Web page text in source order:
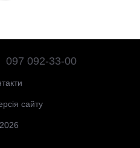
097 092-33-00
сайту